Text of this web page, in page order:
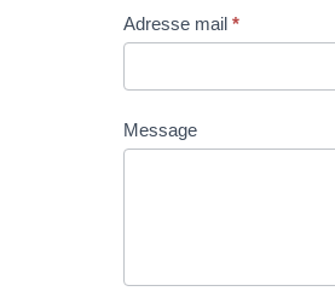
Adresse mail *
Message